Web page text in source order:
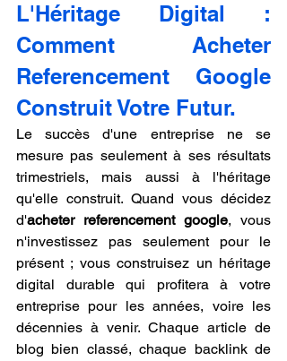
L'Héritage Digital :
Comment Acheter
Referencement Google
Construit Votre Futur.
Le succès d'une entreprise ne se
mesure pas seulement à ses résultats
trimestriels, mais aussi à l'héritage
qu'elle construit. Quand vous décidez
d'acheter referencement google, vous
n'investissez pas seulement pour le
présent ; vous construisez un héritage
digital durable qui profitera à votre
entreprise pour les années, voire les
décennies à venir. Chaque article de
blog bien classé, chaque backlink de